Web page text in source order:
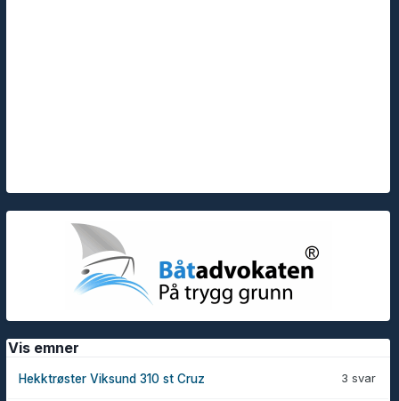
Vis emner
3 svar
Hekktrøster Viksund 310 st Cruz